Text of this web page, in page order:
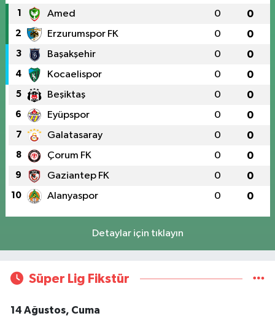
1 Amed 0 0
2 Erzurumspor FK 0 0
3 Başakşehir 0 0
4 Kocaelispor 0 0
5 Beşiktaş 0 0
6 Eyüpspor 0 0
7 Galatasaray 0 0
8 Çorum FK 0 0
9 Gaziantep FK 0 0
10 Alanyaspor 0 0
Detaylar için tıklayın
Süper Lig Fikstür
14 Ağustos, Cuma